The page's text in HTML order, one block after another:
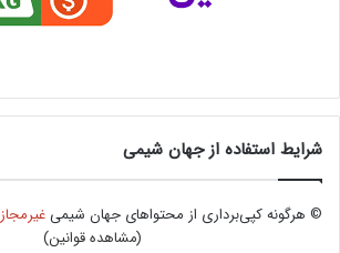
شرایط استفاده از جهان شیمی
© هرگونه کپی‌برداری از محتواهای جهان شیمیغیرمجاز
(مشاهده قوانین)